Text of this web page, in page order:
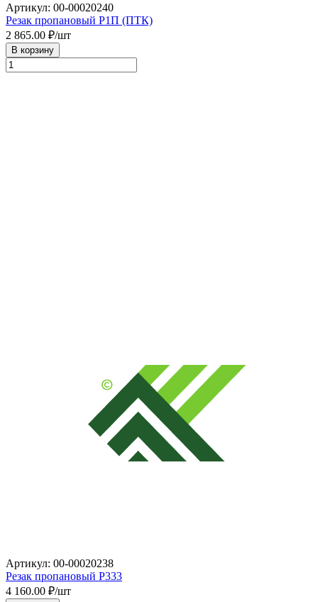
Артикул: 00-00020240
Резак пропановый Р1П (ПТК)
2 865.00 ₽/шт
В корзину
Артикул: 00-00020238
Резак пропановый P333
4 160.00 ₽/шт